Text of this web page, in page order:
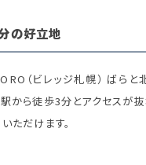
の好立地
（ビレッジ札幌） ばらと
から徒歩3分とアクセスが抜
ただけます。